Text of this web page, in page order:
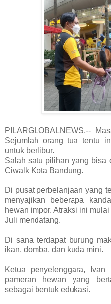
PILARGLOBALNEWS,--
Sejumlah orang tua tentu
untuk berlibur.
Salah satu pilihan yang bisa
Ciwalk Kota Bandung.
Di pusat perbelanjaan yang
menyajikan beberapa
hewan impor. Atraksi ini
Juli mendatang.
Di sana terdapat burung
ikan, domba, dan kuda mini.
Ketua penyelenggara, Ivan
pameran hewan yang
sebagai bentuk edukasi.